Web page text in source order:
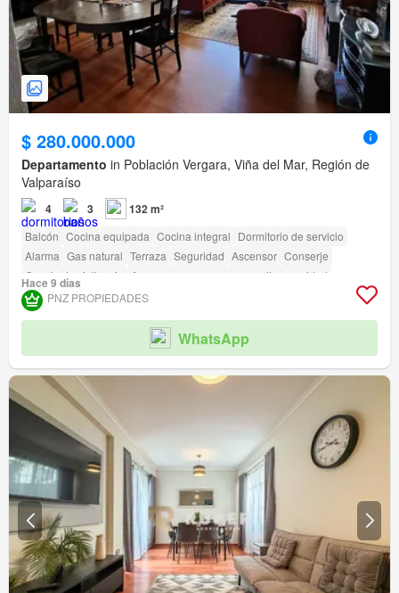
$ 280.000.000
Departamento in Población Vergara, Viña del Mar, Región de
Valparaíso
4 3 132 m²
Balcón Cocina equipada Cocina integral Dormitorio de servicio
Alarma Gas natural Terraza Seguridad Ascensor Conserje
Caseta de vigilancia
Acceso para personas con discapacidad
Hace 9 días
PNZ PROPIEDADES
WhatsApp